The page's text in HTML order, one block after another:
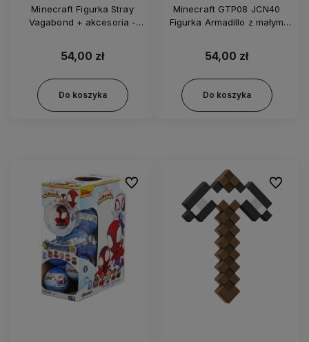
Minecraft Figurka Stray
Vagabond + akcesoria -
54,00 zł
Do koszyka
Minecraft GTP08 JCN40
Figurka Armadillo z małym
54,00 zł
Do koszyka
Do ulubionych Do